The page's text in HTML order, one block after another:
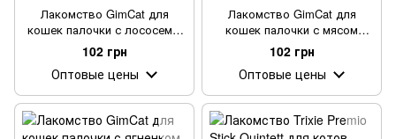
Лакомство GimCat для
кошек палочки с лососем и
форелью 4 шт по 5 г
102 грн
Оптовые цены
Лакомство GimCat для
кошек палочки с мясом
птицы 4 шт по 5 г
102 грн
Оптовые цены